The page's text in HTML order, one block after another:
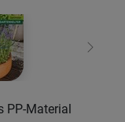
Weiter
PP-Material